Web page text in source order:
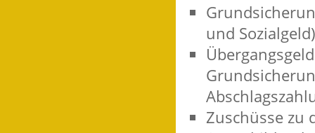
und Sozialgeld)
Zuschüsse zu